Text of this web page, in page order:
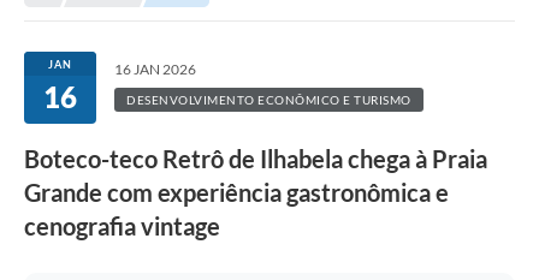
JAN
16
16 JAN 2026
DESENVOLVIMENTO ECONÔMICO E TURISMO
Boteco-teco Retrô de Ilhabela chega à Praia
Grande com experiência gastronômica e
cenografia vintage